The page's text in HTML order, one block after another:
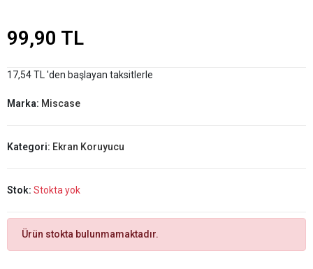
99,90 TL
17,54 TL 'den başlayan taksitlerle
Marka: Miscase
Kategori: Ekran Koruyucu
Stok: Stokta yok
Ürün stokta bulunmamaktadır.